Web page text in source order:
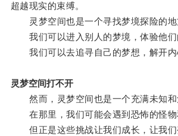
超越现实的束缚。
灵梦空间也是一个寻找梦境探险的地
我们可以进入别人的梦境，体验他们
我们可以去追寻自己的梦想，解开内
灵梦空间打不开
然而，灵梦空间也是一个充满未知和
在那里，我们可能会遇到恐怖的怪物
但正是这些挑战让我们成长，让我们